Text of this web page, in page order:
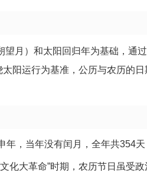
月）和太阳回归年为基础，通
阳运行为基准，公历与农历的
年，当年没有闰月，全年共354天
化大革命”时期，农历节日虽受